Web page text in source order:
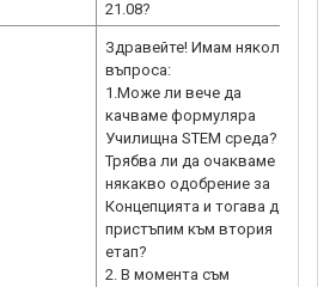
Здравейте! Имам няколко
въпроса:
1.Може ли вече да
качваме формуляра
Училищна STEM среда?
Трябва ли да очакваме
някакво одобрение за
Концепцията и тогава да
пристъпим към втория
етап?
2. В момента съм